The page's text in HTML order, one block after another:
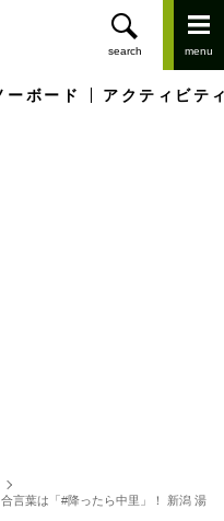
ーボード アクティビテ
言葉は「#降ったら中里」！ 新潟 湯